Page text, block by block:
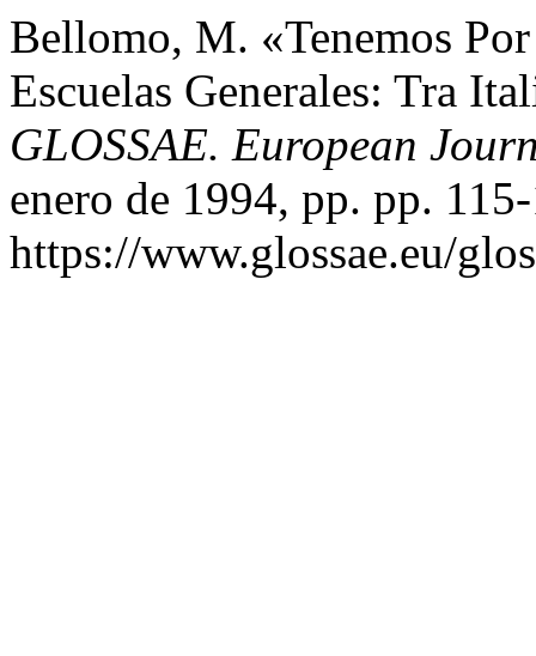
Bellomo, M. «Tenemos
Escuelas Generales: Tra
GLOSSAE. European
enero de 1994, pp. pp.
https://www.glossae.eu/